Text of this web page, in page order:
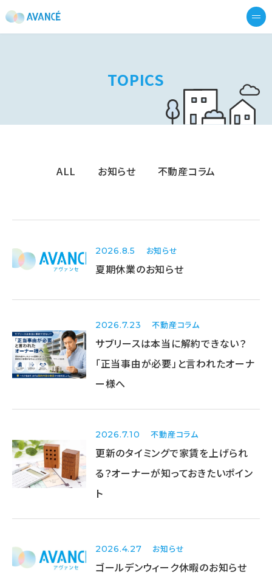
東京の不動産売却｜後悔しない売却戦略｜アヴ
TOPICS
ALL お知らせ 不動産コラム
2026.8.5 お知らせ
夏期休業のお知らせ
2026.7.23 不動産コラム
サブリースは本当に解約できない？
「正当事由が必要」と言われたオーナ
ー様へ
2026.7.10 不動産コラム
更新のタイミングで家賃を上げられ
る？オーナーが知っておきたいポイン
ト
2026.4.27 お知らせ
ゴールデンウィーク休暇のお知らせ